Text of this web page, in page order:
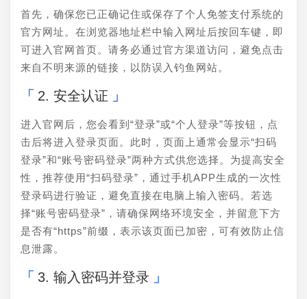
首先，确保您已正确记住或保存了个人免签支付系统的
官方网址。在浏览器地址栏中输入网址后按回车键，即
可进入官网首页。请务必通过官方渠道访问，避免点击
来自不明来源的链接，以防误入钓鱼网站。
2. 安全认证
进入官网后，您会看到“登录”或“个人登录”等按钮，点
击后将进入登录页面。此时，页面上通常会显示“扫码
登录”和“账号密码登录”两种方式供您选择。为提高安全
性，推荐使用“扫码登录”，通过手机APP生成的一次性
登录码进行验证，避免直接在电脑上输入密码。若选
择“账号密码登录”，请确保网络环境安全，并留意下方
是否有“https”前缀，表示该页面已加密，可有效防止信
息泄露。
3. 输入密码并登录